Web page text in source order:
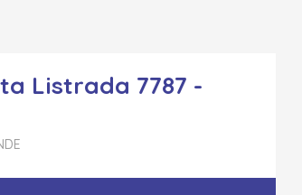
Listrada 7787 -